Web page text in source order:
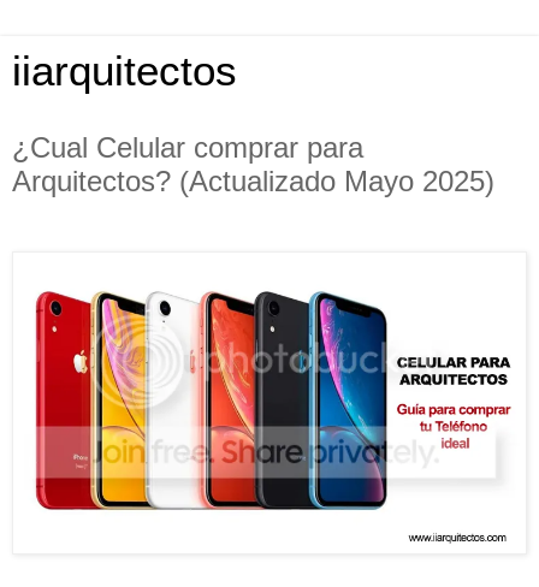
iiarquitectos
¿Cual Celular comprar para
Arquitectos? (Actualizado Mayo 2025)